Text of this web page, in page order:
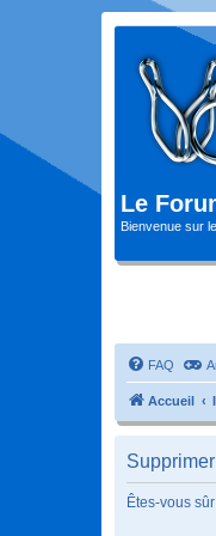
Le
Bienvenue sur
FAQ
Accueil
Êtes-vous